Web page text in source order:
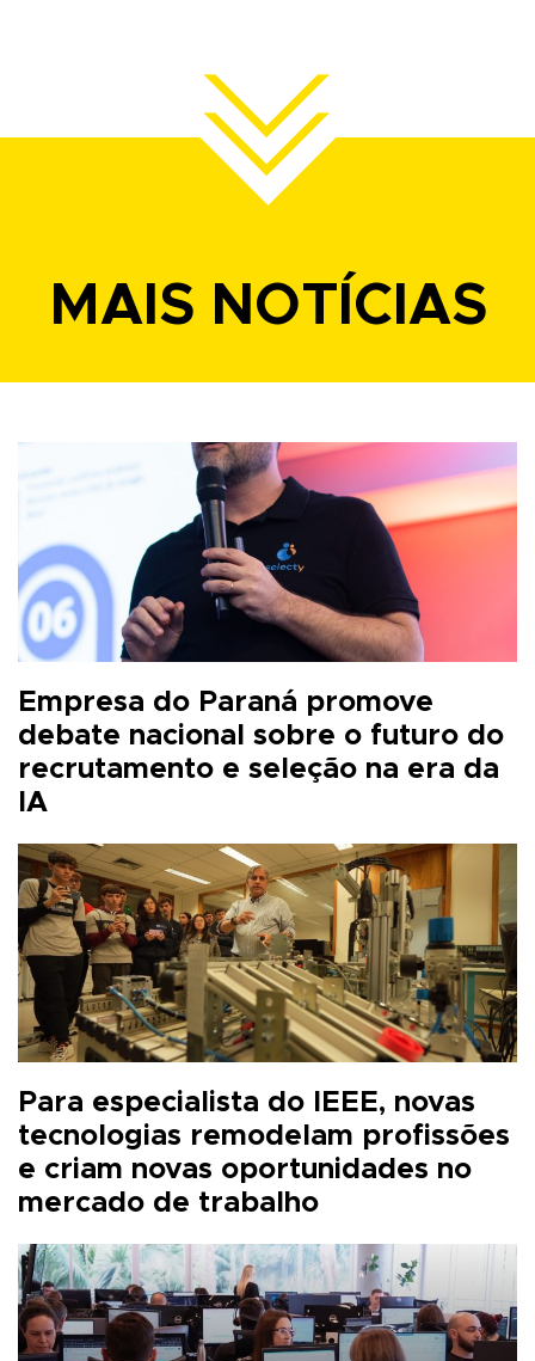
MAIS NOTÍCIAS
Empresa do Paraná promove
debate nacional sobre o futuro do
recrutamento e seleção na era da
IA
Para especialista do IEEE, novas
tecnologias remodelam profissões
e criam novas oportunidades no
mercado de trabalho